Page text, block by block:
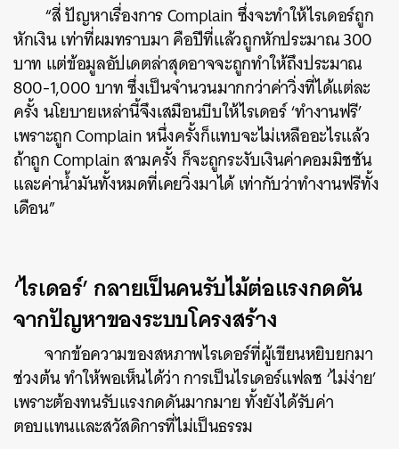
“สี่ ปัญหาเรื่องการ Complain ซึ่งจะทำให้ไรเดอร์ถูก
หักเงิน เท่าที่ผมทราบมา คือปีที่แล้วถูกหักประมาณ 300
บาท แต่ข้อมูลอัปเดตล่าสุดอาจจะถูกทำให้ถึงประมาณ
800-1,000 บาท ซึ่งเป็นจำนวนมากกว่าค่าวิ่งที่ได้แต่ละ
ครั้ง นโยบายเหล่านี้จึงเสมือนบีบให้ไรเดอร์ ‘ทำงานฟรี’
เพราะถูก Complain หนึ่งครั้งก็แทบจะไม่เหลืออะไรแล้ว
ถ้าถูก Complain สามครั้ง ก็จะถูกระงับเงินค่าคอมมิชชัน
และค่าน้ำมันทั้งหมดที่เคยวิ่งมาได้ เท่ากับว่าทำงานฟรีทั้ง
เดือน”
‘ไรเดอร์’ กลายเป็นคนรับไม้ต่อแรงกดดัน
จากปัญหาของระบบโครงสร้าง
จากข้อความของสหภาพไรเดอร์ที่ผู้เขียนหยิบยกมา
ช่วงต้น ทำให้พอเห็นได้ว่า การเป็นไรเดอร์แฟลช ‘ไม่ง่าย’
เพราะต้องทนรับแรงกดดันมากมาย ทั้งยังได้รับค่า
ตอบแทนและสวัสดิการที่ไม่เป็นธรรม
ค้นหา
LINE EMAIL